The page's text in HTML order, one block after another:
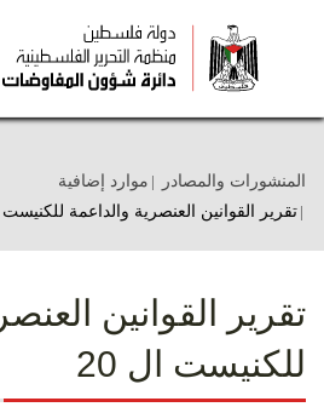
المنشورات والمصادر موارد إضافية
تقرير القوانين العنصرية والداعمة للكنيست
تقرير القوانين
للكنيست ال 20